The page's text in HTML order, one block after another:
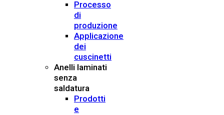
Processo
di
produzione
Applicazione
dei
cuscinetti
Anelli laminati
senza
saldatura
Prodotti
e